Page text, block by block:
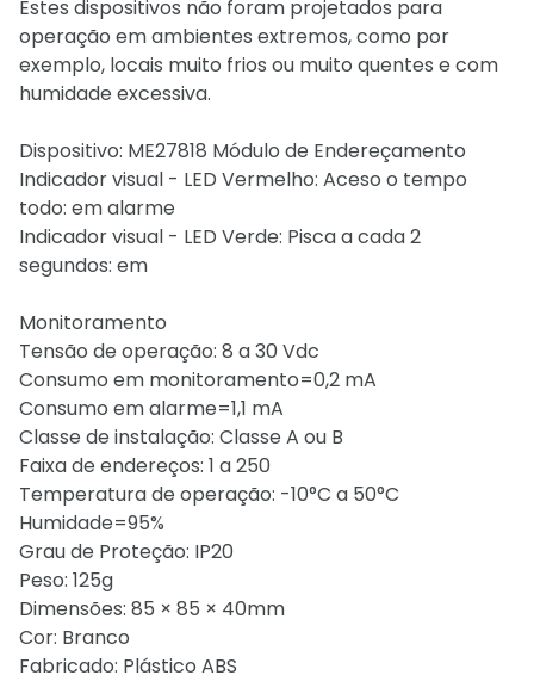
Estes dispositivos não foram projetados para
operação em ambientes extremos, como por
exemplo, locais muito frios ou muito quentes e com
humidade excessiva.
Dispositivo: ME27818 Módulo de Endereçamento
Indicador visual - LED Vermelho: Aceso o tempo
todo: em alarme
Indicador visual - LED Verde: Pisca a cada 2
segundos: em
Monitoramento
Tensão de operação: 8 a 30 Vdc
Consumo em monitoramento=0,2 mA
Consumo em alarme=1,1 mA
Classe de instalação: Classe A ou B
Faixa de endereços: 1 a 250
Temperatura de operação: -10°C a 50°C
Humidade=95%
Grau de Proteção: IP20
Peso: 125g
Dimensões: 85 × 85 × 40mm
Cor: Branco
Fabricado: Plástico ABS